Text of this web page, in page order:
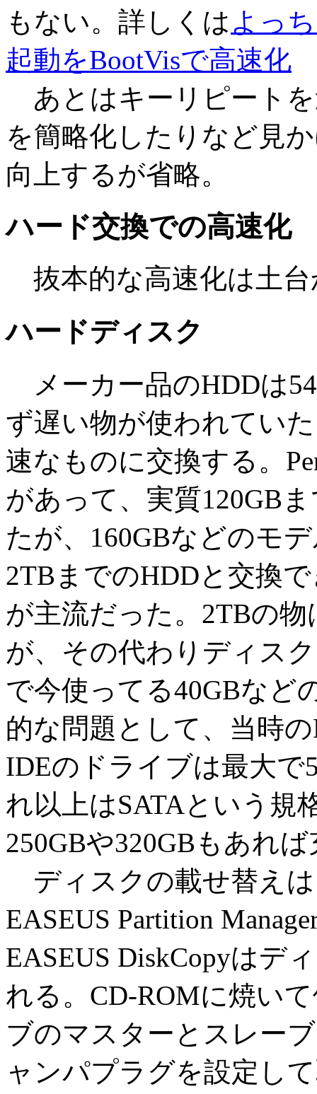
もない。詳しくは よっ
起動をBootVisで高速化
あとはキーリピート
を簡略化したりなど見
向上するが省略。
ハード交換での高速化
抜本的な高速化は土
ハードディスク
メーカー品のHDDは
ず遅い物が使われてい
速なものに交換する。
があって、実質120GB
たが、160GBなどのモ
2TBまでのHDDと交換
が主流だった。2TBの
が、その代わりディス
で今使ってる40GBなど
的な問題として、当時
IDEのドライブは最大で
れ以上はSATAという規
250GBや320GBもあれ
ディスクの載せ替えは
EASEUS Partition
EASEUS DiskCopyはデ
れる。CD-ROMに焼い
ブのマスターとスレー
ャンパプラグを設定し